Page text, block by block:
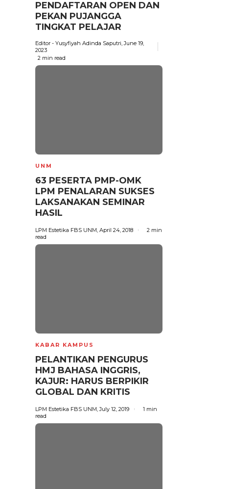
PENDAFTARAN OPEN DAN
PEKAN PUJANGGA
TINGKAT PELAJAR
Editor - Yusyfiyah Adinda Saputri,June 19,
2023
2 min read
UNM
63 PESERTA PMP-OMK
LPM PENALARAN SUKSES
LAKSANAKAN SEMINAR
HASIL
LPM Estetika FBS UNM, April 24, 2018
2 min
read
KABAR KAMPUS
PELANTIKAN PENGURUS
HMJ BAHASA INGGRIS,
KAJUR: HARUS BERPIKIR
GLOBAL DAN KRITIS
LPM Estetika FBS UNM,July 12, 2019
1 min
read